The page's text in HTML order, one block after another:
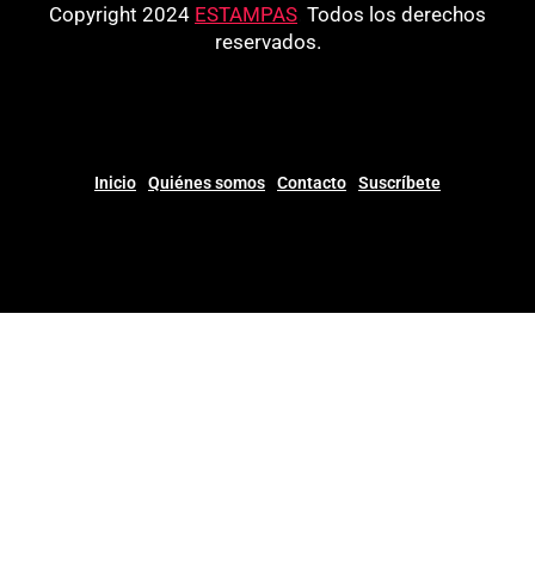
Copyright 2024 ESTAMPAS Todos los derechos
reservados.
Inicio Quiénes somos Contacto Suscríbete